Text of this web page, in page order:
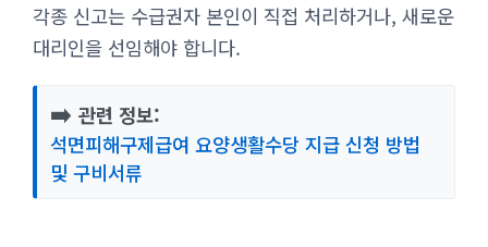
각종 신고는 수급권자 본인이 직접 처리하거나, 새로운
대리인을 선임해야 합니다.
➡️ 관련 정보:
석면피해구제급여 요양생활수당 지급 신청 방법
및 구비서류